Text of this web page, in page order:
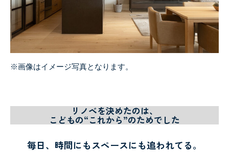
※画像はイメージ写真となります。
リノベを決めたのは、
こどもの“これから”のためでした
毎日、時間にもスペースにも追われてる。